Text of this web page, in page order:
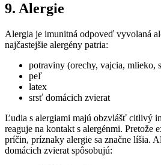
9. Alergie
Alergia je imunitná odpoveď vyvolaná
najčastejšie alergény patria:
potraviny (orechy, vajcia, mlieko,
peľ
latex
srsť domácich zvierat
Ľudia s alergiami majú obzvlášť citlivý
reaguje na kontakt s alergénmi. Pretože
príčin, príznaky alergie sa značne líšia.
domácich zvierat spôsobujú: